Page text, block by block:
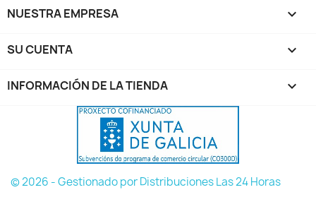
NUESTRA EMPRESA 
SU CUENTA 
INFORMACIÓN DE LA TIENDA keyboard_arrow_down
© 2026 - Gestionado por Distribuciones Las 24 Horas